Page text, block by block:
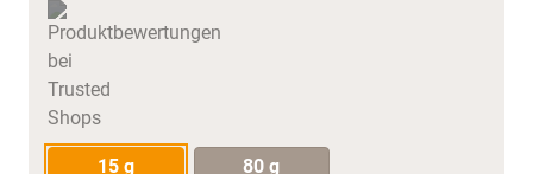
15 g 80 g